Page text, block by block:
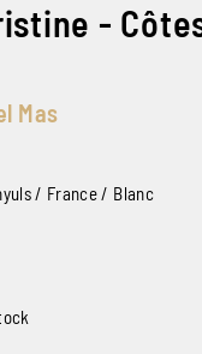
-
Mas
/ France / Blanc